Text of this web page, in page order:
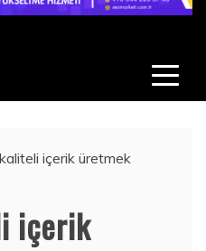
kaliteli içerik üretmek
içerik